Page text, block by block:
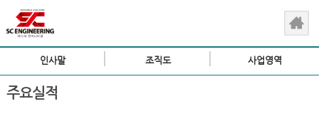
인사말 조직도 사업영역
주요실적